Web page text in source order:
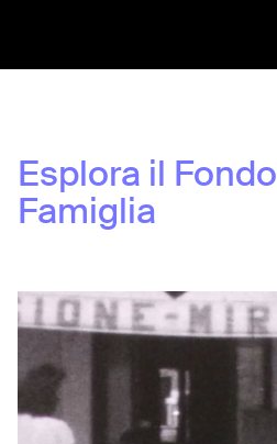
Esplora il Fondo
Famiglia